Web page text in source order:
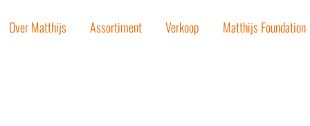
Over Matthijs Assortiment Verkoop Matthijs Foundation